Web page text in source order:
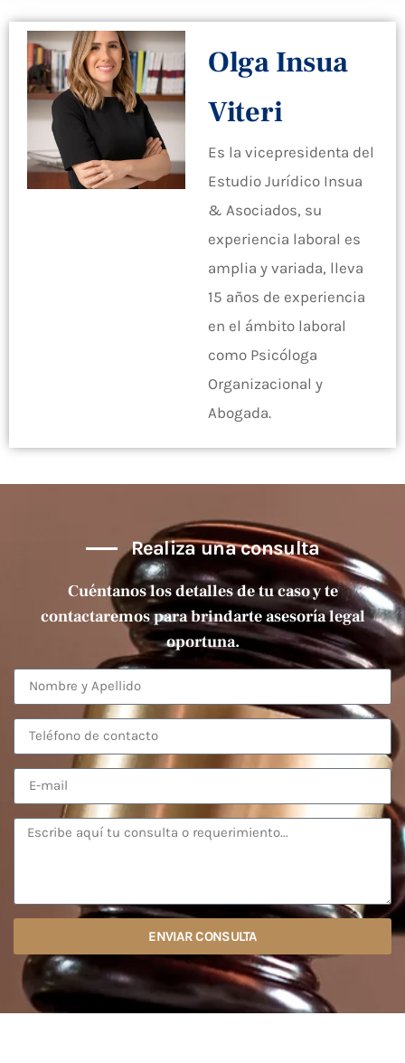
Olga Insua
Viteri
Es la vicepresidenta del
Estudio Jurídico Insua
& Asociados, su
experiencia laboral es
amplia y variada, lleva
15 años de experiencia
en el ámbito laboral
como Psicóloga
Organizacional y
Abogada.
Realiza una consulta
Cuéntanos los detalles de tu caso y te
contactaremos para brindarte asesoría legal
oportuna.
ENVIAR CONSULTA